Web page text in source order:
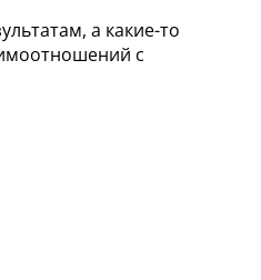
а какие-то
с